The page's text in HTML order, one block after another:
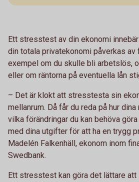
Ett stresstest av din ekonomi
din totala privatekonomi påverkas av
exempel om du skulle bli arbetslös,
eller om räntorna på eventuella lån
– Det är klokt att stresstesta sin
mellanrum. Då får du reda på hur
vilka förändringar du kan behöva
med dina utgifter för att ha en trygg
Madelén Falkenhäll, ekonom inom
Swedbank.
Ett stresstest kan göra det lättare